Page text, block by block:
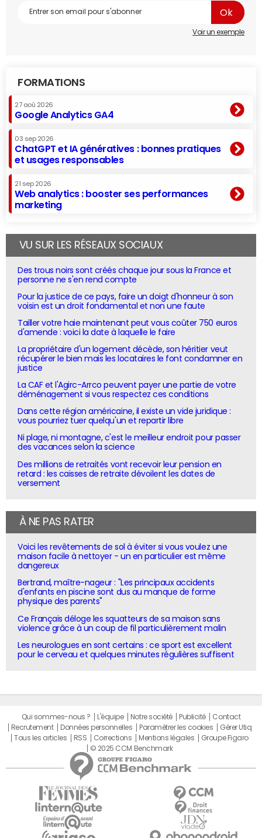
Voir un exemple
FORMATIONS
27 aoû 2026
Google Analytics GA4
03 sep 2026
ChatGPT et IA génératives : bonnes pratiques
et usages responsables
21 sep 2026
Web analytics : booster ses performances
marketing
VU SUR LES RÉSEAUX SOCIAUX
Des trous noirs sont créés chaque jour sous la France et
personne ne s'en rend compte
Pour la justice de ce pays, faire un doigt d'honneur à son
voisin est un droit fondamental et non une faute
Tailler votre haie maintenant peut vous coûter 750 euros
d'amende : voici la date à laquelle le faire
La propriétaire d'un logement décède, son héritier veut
récupérer le bien mais les locataires le font condamner en
justice
La CAF et l'Agirc-Arrco peuvent payer une partie de votre
déménagement si vous respectez ces conditions
Dans cette région américaine, il existe un vide juridique :
vous pourriez tuer quelqu'un et repartir libre
Ni plage, ni montagne, c'est le meilleur endroit pour passer
des vacances selon la science
Des millions de retraités vont recevoir leur pension en
retard : les caisses de retraite dévoilent les dates de
versement
À NE PAS RATER
Voici les revêtements de sol à éviter si vous voulez une
maison facile à nettoyer - un en particulier est même
dangereux
Bertrand, maître-nageur : "Les principaux accidents
d'enfants en piscine sont dus au manque de forme
physique des parents"
Ce Français déloge les squatteurs de sa maison sans
violence grâce à un coup de fil particulièrement malin
Les neurologues en sont certains : ce sport est excellent
pour le cerveau et quelques minutes régulières suffisent
Qui sommes-nous ? L'équipe Notre société Publicité
Contact
Recrutement
Données personnelles Paramétrer les cookies
Gérer Utiq
Tous les articles
RSS Corrections Mentions légales
Groupe Figaro
© 2025 CCM Benchmark